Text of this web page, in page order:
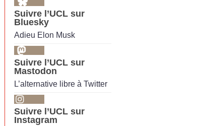
Suivre l’UCL sur
Bluesky
Adieu Elon Musk
Suivre l’UCL sur
Mastodon
L’alternative libre à Twitter
Suivre l’UCL sur
Instagram